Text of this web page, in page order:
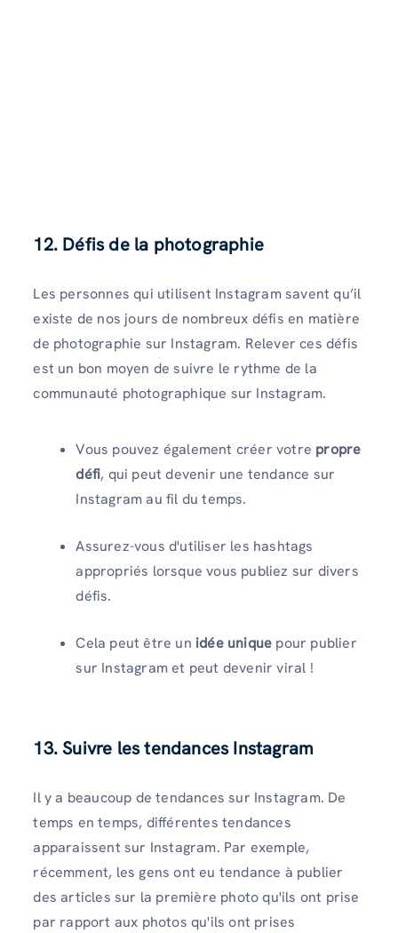
12. Défis de la photographie
Les personnes qui utilisent Instagram savent qu’il
existe de nos jours de nombreux défis en matière
de photographie sur Instagram. Relever ces défis
est un bon moyen de suivre le rythme de la
communauté photographique sur Instagram.
Vous pouvez également créer votre propre
défi, qui peut devenir une tendance sur
Instagram au fil du temps.
Assurez-vous d'utiliser les hashtags
appropriés lorsque vous publiez sur divers
défis.
Cela peut être un idée unique pour publier
sur Instagram et peut devenir viral !
13. Suivre les tendances Instagram
Il y a beaucoup de tendances sur Instagram. De
temps en temps, différentes tendances
apparaissent sur Instagram. Par exemple,
récemment, les gens ont eu tendance à publier
des articles sur la première photo qu'ils ont prise
par rapport aux photos qu'ils ont prises